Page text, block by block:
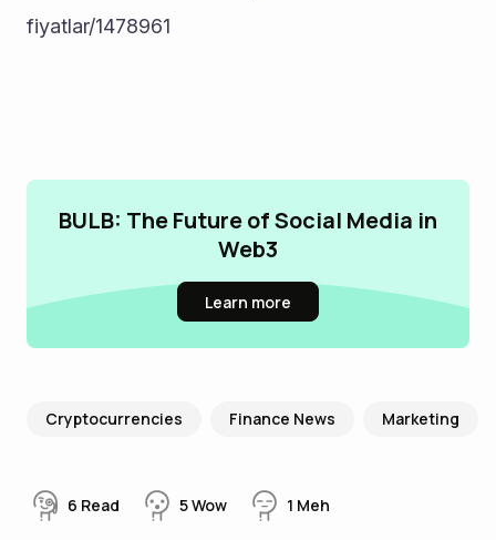
fiyatlar/1478961
BULB: The Future of Social Media in
Web3
Learn more
Cryptocurrencies Finance News Marketing
6 Read 5Wow 1 Meh